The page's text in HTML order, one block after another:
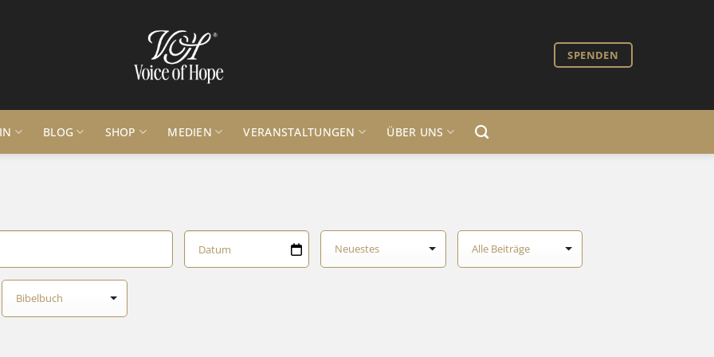
SPENDEN
BLOG SHOP MEDIEN VERANSTALTUNGEN ÜBER UNS